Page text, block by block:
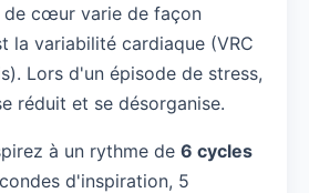
de cœur varie de façon
la variabilité cardiaque (VRC
Lors d'un épisode de stress,
réduit et se désorganise.
à un rythme de 6 cycles
d'inspiration, 5